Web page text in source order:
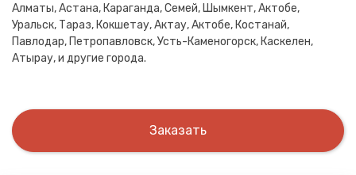
Алматы, Астана, Караганда, Семей, Шымкент, Актобе,
Уральск, Тараз, Кокшетау, Актау, Актобе, Костанай,
Павлодар, Петропавловск, Усть-Каменогорск, Каскелен,
Атырау, и другие города.
Заказать